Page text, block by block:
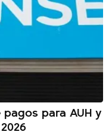
para AUH y